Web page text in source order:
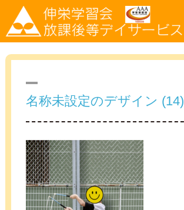
名称未設定のデザイン (14)